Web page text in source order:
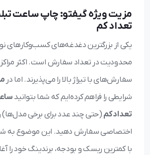
مزیت ویژه گیفتو: چاپ ساعت
تعداد کم
یکی از بزرگترین دغدغه‌های کسب‌وکارهای
محدودیت در تعداد سفارش است. اکثر
سفارش‌های با تیراژ بالا را می‌پذیرند. اما در
شرایطی را فراهم کرده‌ایم که شما بتوانید
تعداد کم (حتی چند عدد برای برخی مدل‌ها)
اختصاصی سفارش دهید. این موضوع به
با کمترین ریسک و بودجه، برندینگ خود را